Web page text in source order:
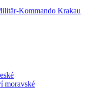
Kommando Krakau
moravské